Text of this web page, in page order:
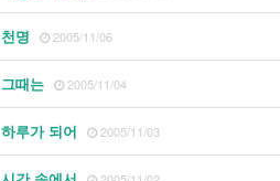
천명 2005/11/06
그때는 2005/11/04
하루가 되어 2005/11/03